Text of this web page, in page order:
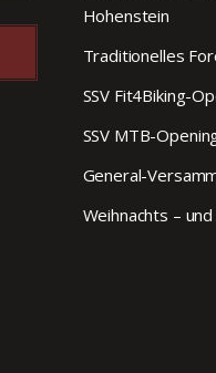
Hohenstein
Traditionelles
SSV Fit4Biking-
SSV MTB-
General-
Weihnachts –